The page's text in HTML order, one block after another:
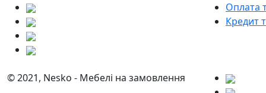
Оплата
Кредит
© 2021, Nesko - Мебелі на замовлення